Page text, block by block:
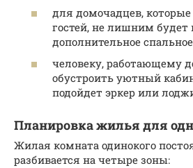
для домочадцев,
гостей, не лишним
дополнительное
человеку, работающему
обустроить уютный
подойдет эркер или
Планировка жилья для
Жилая комната одинокого
разбивается на четыре зоны: